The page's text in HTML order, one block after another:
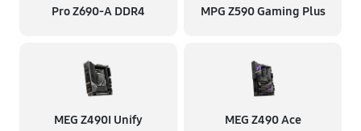
Pro Z690-A DDR4 MPG Z590 Gaming Plus
MEG Z490I Unify MEG Z490 Ace